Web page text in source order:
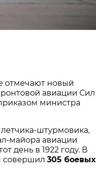
отмечают новый
авиации Сил
министра
авиации
день в 1922 году. В
совершил 305 боевых